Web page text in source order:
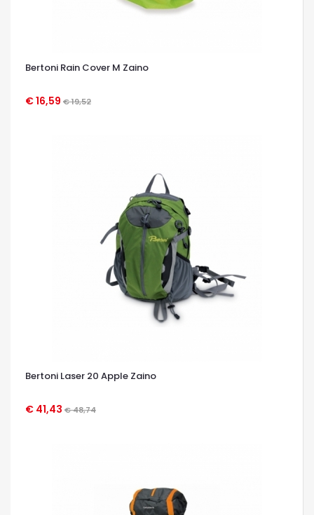
Bertoni Rain Cover M Zaino
€ 16,59 € 19,52
OCCHIATA VELOCE
Bertoni Laser 20 Apple Zaino
€ 41,43 € 48,74
OCCHIATA VELOCE